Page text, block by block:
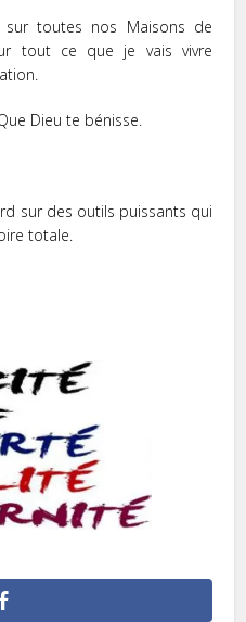
sur toutes nos Maisons de
tout ce que je vais vivre
Dieu te bénisse.
sur des outils puissants qui
totale.